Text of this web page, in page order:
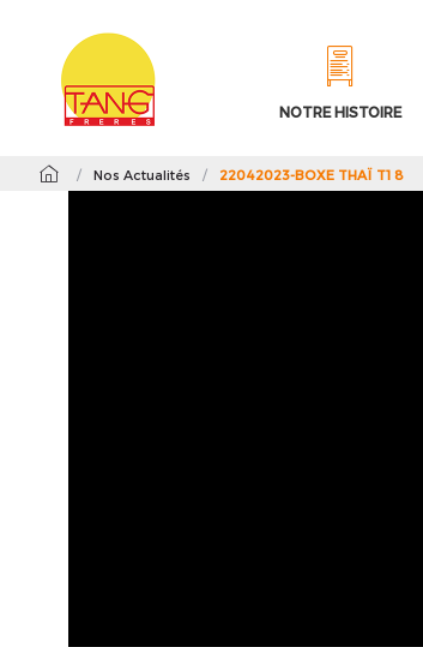
NOTRE HISTOIRE
/ Nos Actualités / 22042023-BOXE THAÏ T1 8